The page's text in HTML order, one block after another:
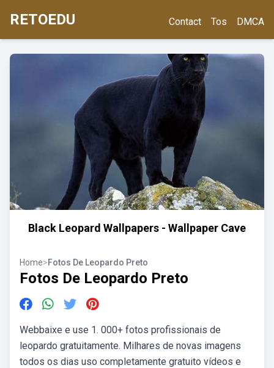
RETOEDU Contact Tos DMCA
Black Leopard Wallpapers - Wallpaper Cave
Home>Fotos De Leopardo Preto
Fotos De Leopardo Preto
Webbaixe e use 1. 000+ fotos profissionais de
leopardo gratuitamente. Milhares de novas imagens
todos os dias uso completamente gratuito vídeos e